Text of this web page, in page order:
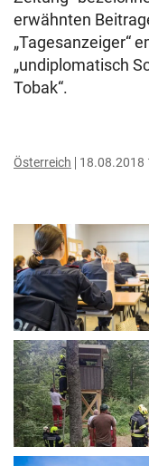
erwähnten
„Tagesanzeiger“
„undiplomatisch
Tobak“.
Österreich 18.08.2018